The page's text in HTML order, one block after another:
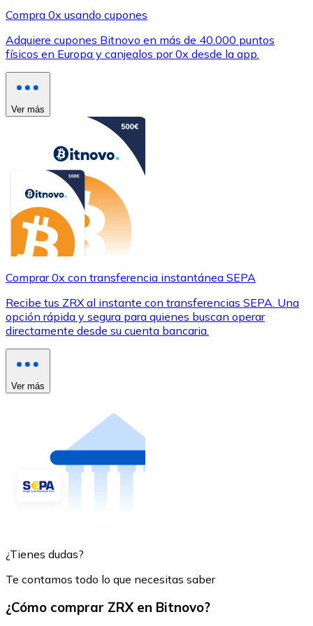
Compra 0x usando cupones
Adquiere cupones Bitnovo en más de 40.000 puntos
físicos en Europa y canjealos por 0x desde la app.
Ver más
Comprar 0x con transferencia instantánea SEPA
Recibe tus ZRX al instante con transferencias SEPA. Una
opción rápida y segura para quienes buscan operar
directamente desde su cuenta bancaria.
Ver más
¿Tienes dudas?
Te contamos todo lo que necesitas saber
¿Cómo comprar ZRX en Bitnovo?